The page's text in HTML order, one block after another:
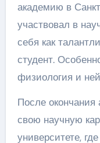
академию в
участвовал в
себя как
студент.
физиология и
После
свою научную
университете,